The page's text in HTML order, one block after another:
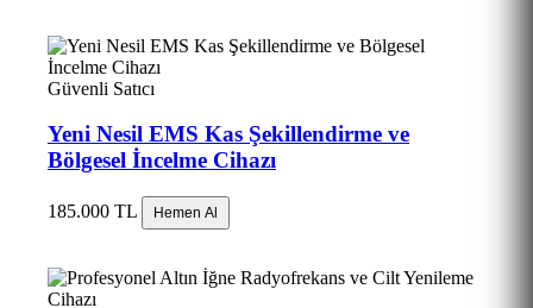
Güvenli Satıcı
Yeni Nesil EMS Kas Şekillendirme ve
Bölgesel İncelme Cihazı
185.000 TL Hemen Al